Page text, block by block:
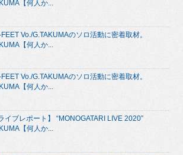
【何人か...
Vo./G.TAKUMAのソロ活動に密着取材。
【何人か...
Vo./G.TAKUMAのソロ活動に密着取材。
【何人か...
ライブレポート】 “MONOGATARI LIVE 2020”
【何人か...